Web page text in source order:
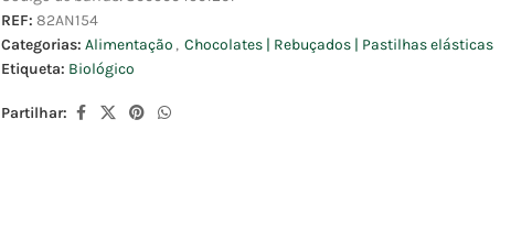
REF: 82AN154
Categorias: Alimentação , Chocolates | Rebuçados | Pastilhas elásticas
Etiqueta: Biológico
Partilhar: